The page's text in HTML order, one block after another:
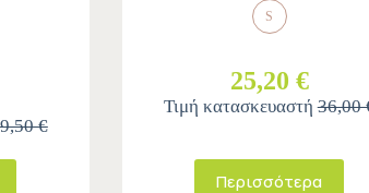
€
S
25,20 €
Τιμή κατασκευαστή36,00
Περισσότερα